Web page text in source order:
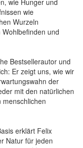
wie Hunger und
wie
Wurzeln
und
Bestsellerautor und
Er zeigt uns, wie wir
der
mit den natürlichen
erklärt Felix
Natur für jeden